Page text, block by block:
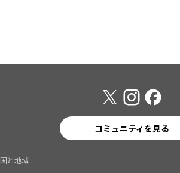
コミュニティを見る
国と地域